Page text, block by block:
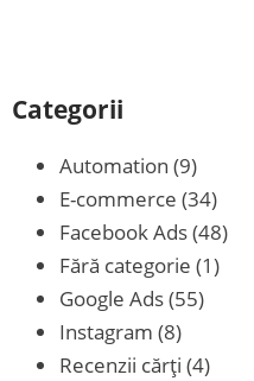
Categorii
Automation (9)
E-commerce (34)
Facebook Ads(48)
Fără categorie (1)
Google Ads(55)
Instagram (8)
Recenzii cărţi (4)